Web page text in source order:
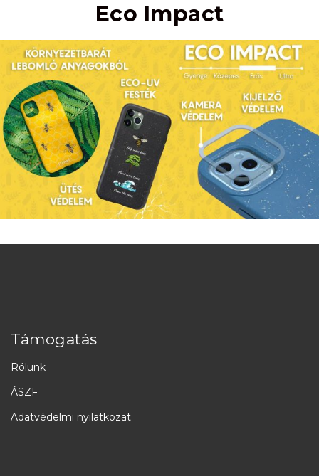
Eco Impact
Támogatás
Rólunk
ÁSZF
Adatvédelmi nyilatkozat